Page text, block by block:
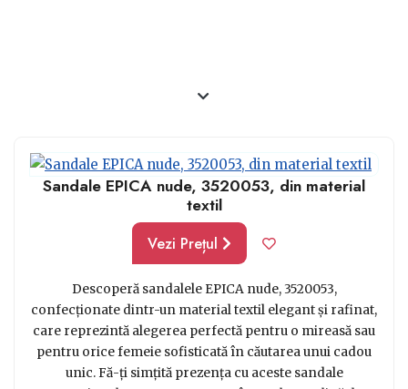
Sandale EPICA nude, 3520053, din material
textil
Vezi Prețul
Descoperă sandalele EPICA nude, 3520053,
confecționate dintr-un material textil elegant și rafinat,
care reprezintă alegerea perfectă pentru o mireasă sau
pentru orice femeie sofisticată în căutarea unui cadou
unic. Fă-ți simțită prezența cu aceste sandale